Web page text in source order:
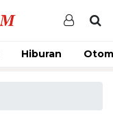
Hiburan